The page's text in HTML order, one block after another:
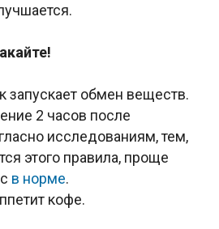
запускает обмен веществ.
2 часов после
исследованиям, тем,
этого правила, проще
в норме.
кофе.